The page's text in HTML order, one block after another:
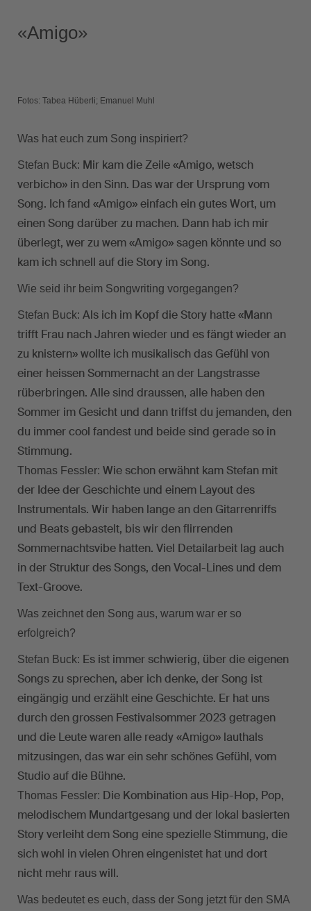
«Amigo»
Fotos: Tabea Hüberli; Emanuel Muhl
Was hat euch zum Song inspiriert?
Stefan Buck: Mir kam die Zeile «Amigo, wetsch
verbicho» in den Sinn. Das war der Ursprung vom
Song. Ich fand «Amigo» einfach ein gutes Wort, um
einen Song darüber zu machen. Dann hab ich mir
überlegt, wer zu wem «Amigo» sagen könnte und so
kam ich schnell auf die Story im Song.
Wie seid ihr beim Songwriting vorgegangen?
Stefan Buck: Als ich im Kopf die Story hatte «Mann
trifft Frau nach Jahren wieder und es fängt wieder an
zu knistern» wollte ich musikalisch das Gefühl von
einer heissen Sommernacht an der Langstrasse
rüberbringen. Alle sind draussen, alle haben den
Sommer im Gesicht und dann triffst du jemanden, den
du immer cool fandest und beide sind gerade so in
Stimmung.
Thomas Fessler: Wie schon erwähnt kam Stefan mit
der Idee der Geschichte und einem Layout des
Instrumentals. Wir haben lange an den Gitarrenriffs
und Beats gebastelt, bis wir den flirrenden
Sommernachtsvibe hatten. Viel Detailarbeit lag auch
in der Struktur des Songs, den Vocal-Lines und dem
Text-Groove.
Was zeichnet den Song aus, warum war er so
erfolgreich?
Stefan Buck: Es ist immer schwierig, über die eigenen
Songs zu sprechen, aber ich denke, der Song ist
eingängig und erzählt eine Geschichte. Er hat uns
durch den grossen Festivalsommer 2023 getragen
und die Leute waren alle ready «Amigo» lauthals
mitzusingen, das war ein sehr schönes Gefühl, vom
Studio auf die Bühne.
Thomas Fessler: Die Kombination aus Hip-Hop, Pop,
melodischem Mundartgesang und der lokal basierten
Story verleiht dem Song eine spezielle Stimmung, die
sich wohl in vielen Ohren eingenistet hat und dort
nicht mehr raus will.
Was bedeutet es euch, dass der Song jetzt für den SMA